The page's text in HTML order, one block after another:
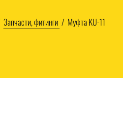
Запчасти, фитинги Муфта KU-11